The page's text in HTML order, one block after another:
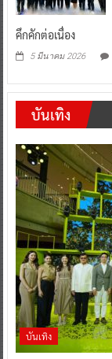
คึกคักต่อเนื่อง
5 มีนาคม 2026
บันเทิง
บันเทิง